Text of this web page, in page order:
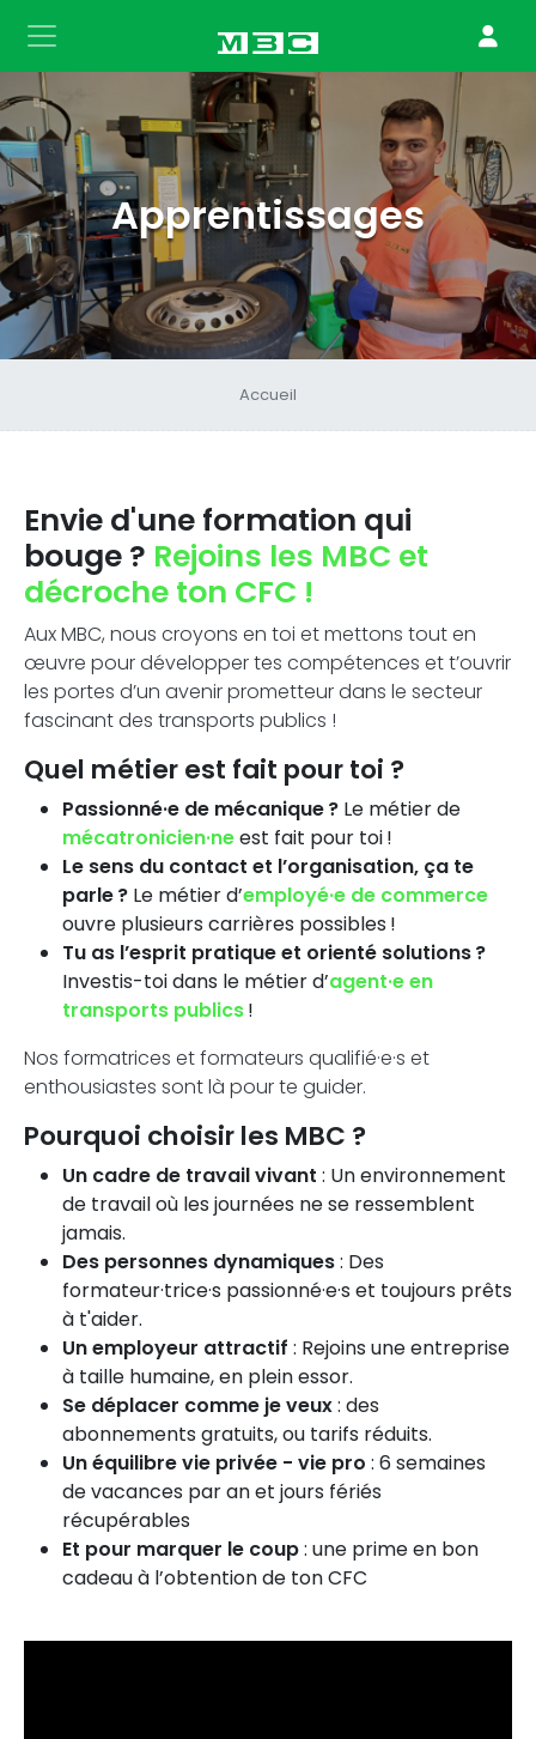
Apprentissages
Accueil
Envie d'une formation qui
bouge ? Rejoins les MBC et
décroche ton CFC !
Aux MBC, nous croyons en toi et mettons tout en
œuvre pour développer tes compétences et t’ouvrir
les portes d’un avenir prometteur dans le secteur
fascinant des transports publics !
Quel métier est fait pour toi ?
Passionné·e de mécanique ? Le métier de
mécatronicien·neest fait pour toi !
Le sens du contact et l’organisation, ça te
parle ? Le métier d’employé·e de commerce
ouvre plusieurs carrières possibles !
Tu as l’esprit pratique et orienté solutions ?
Investis-toi dans le métier d’agent·e en
transports publics!
Nos formatrices et formateurs qualifié·e·s et
enthousiastes sont là pour te guider.
Pourquoi choisir les MBC ?
Un cadre de travail vivant : Un environnement
de travail où les journées ne se ressemblent
jamais.
Des personnes dynamiques: Des
formateur·trice·s passionné·e·s et toujours prêts
à t'aider.
Un employeur attractif : Rejoins une entreprise
à taille humaine, en plein essor.
Se déplacer comme je veux: des
abonnements gratuits, ou tarifs réduits.
Un équilibre vie privée - vie pro : 6 semaines
de vacances par an et jours fériés
récupérables
Et pour marquer le coup: une prime en bon
cadeau à l’obtention de ton CFC